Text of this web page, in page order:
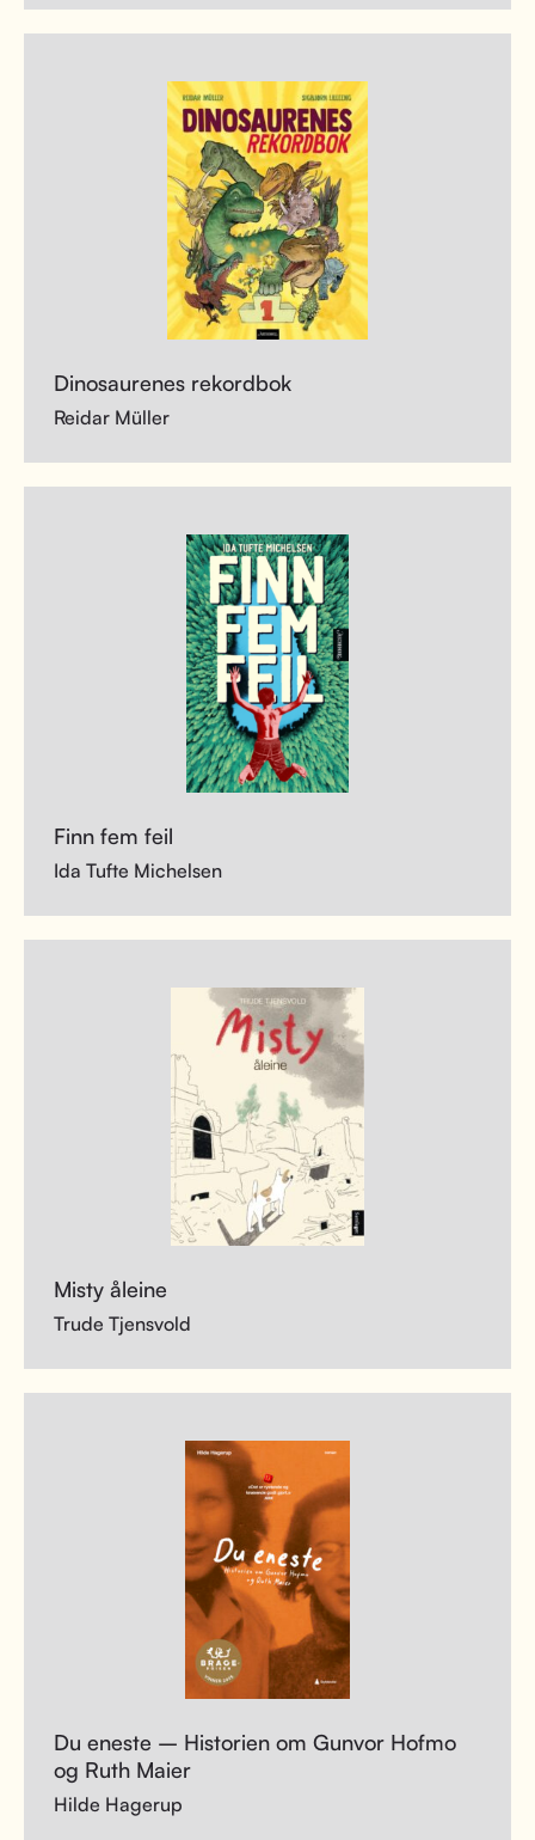
Dinosaurenes rekordbok
Reidar Müller
Finn fem feil
Ida Tufte Michelsen
Misty åleine
Trude Tjensvold
Du eneste – Historien om Gunvor Hofmo
og Ruth Maier
Hilde Hagerup